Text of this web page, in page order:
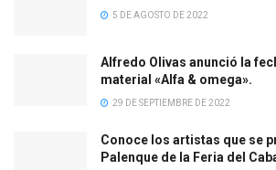
5 DE AGOSTO DE 2022
Alfredo Olivas anunció la
material «Alfa & omega».
29 DE SEPTIEMBRE DE 2022
Conoce los artistas que se
Palenque de la Feria del